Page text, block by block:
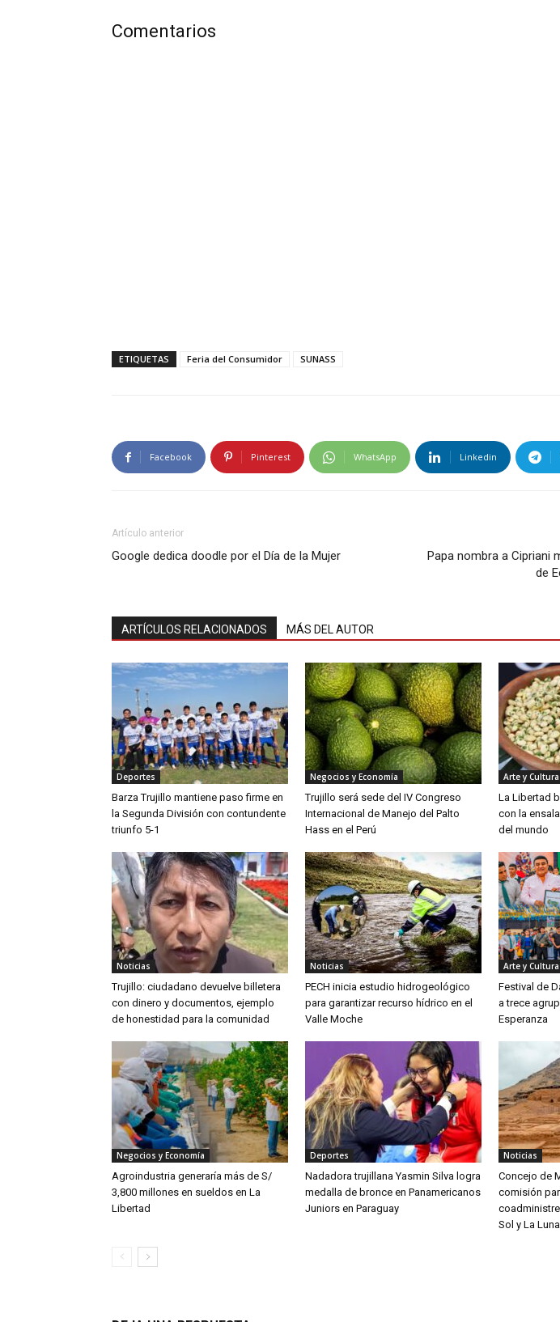
Comentarios
ETIQUETAS Feria del Consumidor SUNASS
Facebook Pinterest WhatsApp Linkedin
Artículo anterior
Google dedica doodle por el Día de la Mujer
Papa nombra a Cipriani
de
ARTÍCULOS RELACIONADOS MÁS DEL AUTOR
Deportes
Barza Trujillo mantiene paso firme en
la Segunda División con contundente
triunfo 5-1
Negocios y Economía
Trujillo será sede del IV Congreso
Internacional de Manejo del Palto
Hass en el Perú
Arte y Cultura
La Libertad
con la
del mundo
Noticias
Trujillo: ciudadano devuelve billetera
con dinero y documentos, ejemplo
de honestidad para la comunidad
Noticias
PECH inicia estudio hidrogeológico
para garantizar recurso hídrico en el
Valle Moche
Arte y Cultura
Festival de
a trece
Esperanza
Negocios y Economía
Agroindustria generaría más de S/
3,800 millones en sueldos en La
Libertad
Deportes
Nadadora trujillana Yasmin Silva logra
medalla de bronce en Panamericanos
Juniors en Paraguay
Noticias
Concejo de
comisión
Sol y La Luna